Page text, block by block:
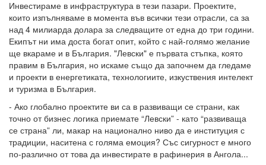
Инвестираме в инфраструктура в тези пазари. Проектите,
които изпълняваме в момента във всички тези отрасли, са за
над 4 милиарда долара за следващите от една до три години.
Екипът ни има доста богат опит, който с най-голямо желание
ще вкараме и в България. "Левски" е първата стъпка, която
правим в България, но искаме също да започнем да гледаме
и проекти в енергетиката, технологиите, изкуствения интелект
и туризма в България.
- Ако глобално проектите ви са в развиващи се страни, как
точно от бизнес логика приемате “Левски” - като “развиваща
се страна” ли, макар на национално ниво да е институция с
традиции, наситена с голяма емоция? Със сигурност е много
по-различно от това да инвестирате в рафинерия в Ангола...